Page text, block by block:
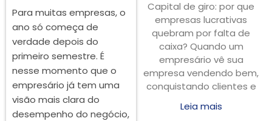
Para muitas empresas, o
ano só começa de
verdade depois do
primeiro semestre. É
nesse momento que o
empresário já tem uma
visão mais clara do
desempenho do negócio,
Capital de giro: por que
empresas lucrativas
quebram por falta de
caixa? Quando um
empresário vê sua
empresa vendendo bem,
conquistando clientes e
Leia mais